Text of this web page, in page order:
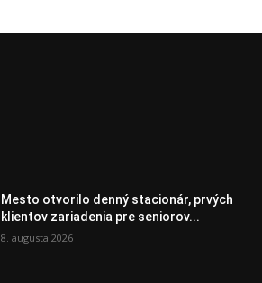
Mesto otvorilo denný stacionár, prvých
klientov zariadenia pre seniorov...
8. augusta 2026